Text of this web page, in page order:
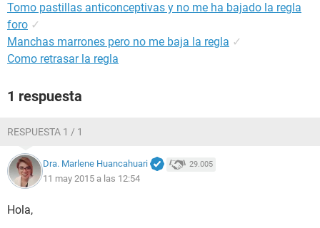
Tomo pastillas anticonceptivas y no me ha bajado la regla
foro ✓
Manchas marrones pero no me baja la regla ✓
Como retrasar la regla
1 respuesta
RESPUESTA 1 / 1
Dra. Marlene Huancahuari 29.005
11 may 2015 a las 12:54
Hola,